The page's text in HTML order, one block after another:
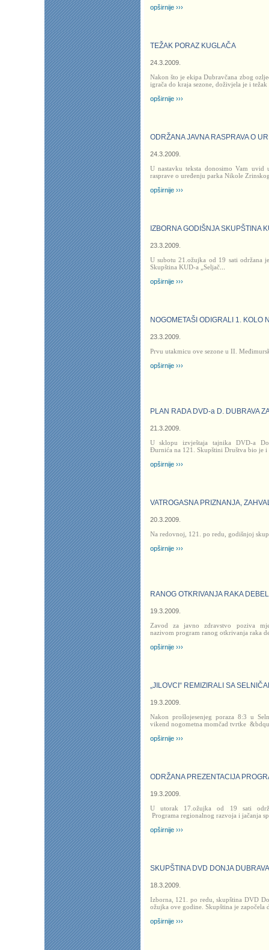
opširnije ›››
TEŽAK PORAZ KUGLAČA
24.3.2009.
Nakon što je ekipa Dubravčana zbog
igrača do kraja sezone, doživjela je i težak
opširnije ›››
ODRŽANA JAVNA RASPRAVA O
24.3.2009.
U nastavku teksta donosimo Vam uvid
rasprave o uređenju parka Nikole
opširnije ›››
IZBORNA GODIŠNJA SKUPŠTINA
23.3.2009.
U subotu 21.ožujka od 19 sati održana
Skupština KUD-a „Seljač...
opširnije ›››
NOGOMETAŠI ODIGRALI 1. KOLO
23.3.2009.
Prvu utakmicu ove sezone u II.
opširnije ›››
PLAN RADA DVD-a D. DUBRAVA
21.3.2009.
U sklopu izvještaja tajnika DVD-a
Đurnića na 121. Skupštini Društva bio je i
opširnije ›››
VATROGASNA PRIZNANJA,
20.3.2009.
Na redovnoj, 121. po redu, godišnjoj
opširnije ›››
RANOG OTKRIVANJA RAKA
19.3.2009.
Zavod za javno zdravstvo poziva
nazivom program ranog otkrivanja raka
opširnije ›››
„JILOVCI“ REMIZIRALI SA
19.3.2009.
Nakon prošlojesenjeg poraza 8:3 u
vikend nogometna momčad tvrtke &bdqu
opširnije ›››
ODRŽANA PREZENTACIJA
19.3.2009.
U utorak 17.ožujka od 19 sati
Programa regionalnog razvoja i jačanja
opširnije ›››
SKUPŠTINA DVD DONJA DUBRAVA
18.3.2009.
Izborna, 121. po redu, skupština DVD
ožujka ove godine. Skupština je započela
opširnije ›››